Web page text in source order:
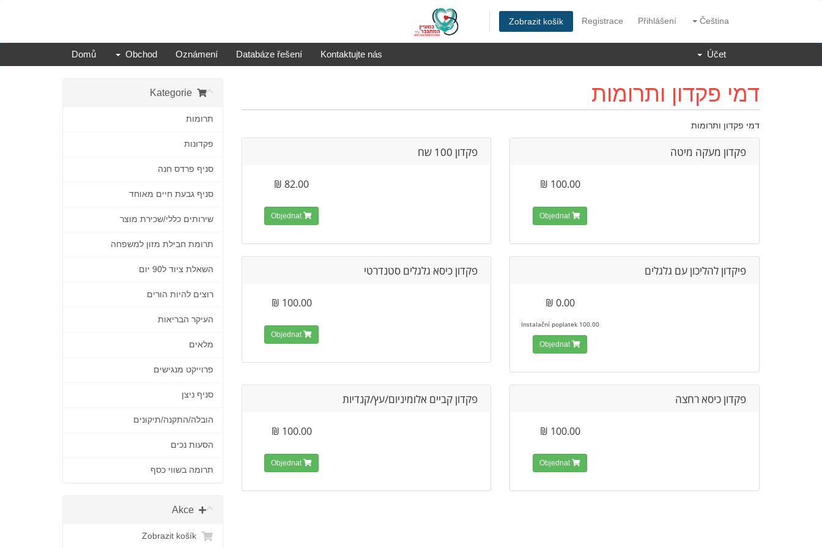
Čeština
Přihlášení
Registrace
Zobrazit košík
Domů Obchod Oznámení Databáze řešení Kontaktujte nás Účet
Kategorie
תרומות
פקדונות
סניף פרדס חנה
סניף גבעת חיים מאוחד
שירותים כללי/שכירת מוצר
תרומת חבילת מזון למשפחה
השאלת ציוד ל90 יום
רוצים להיות הורים
העיקר הבריאות
מלאים
פרוייקט מנגישים
סניף ניצן
הובלה/התקנה/תיקונים
הסעות נכים
תרומה בשווי כסף
Akce
Zobrazit košík
דמי פקדון ותרומות
דמי פקדון ותרומות
פקדון מעקה מיטה
100.00 ₪
Objednat
פקדון 100 שח
82.00 ₪
Objednat
פיקדון להליכון עם גלגלים
0.00 ₪
100.00 Instalační poplatek
Objednat
פקדון כיסא גלגלים סטנדרטי
100.00 ₪
Objednat
פקדון כיסא רחצה
100.00 ₪
Objednat
פקדון קביים אלומיניום/עץ/קנדיות
100.00 ₪
Objednat